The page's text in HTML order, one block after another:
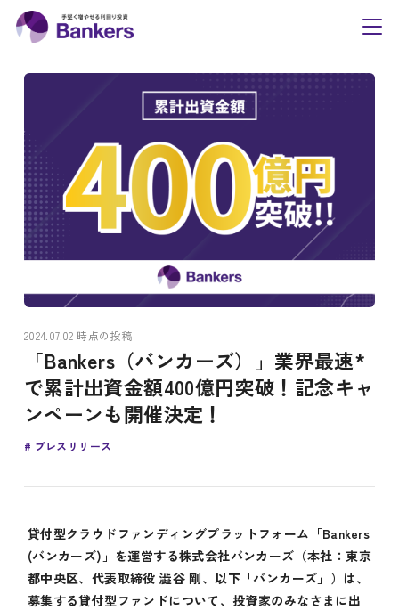
Bankers(バンカーズ) |
2024.07.02 時点の投稿
「Bankers（バンカーズ）」業界最速*
で累計出資金額400億円突破！記念キャ
ンペーンも開催決定！
プレスリリース
貸付型クラウドファンディングプラットフォーム「Bankers
(バンカーズ)」を運営する株式会社バンカーズ（本社：東京
都中央区、代表取締役 澁谷 剛、以下「バンカーズ」）は、
募集する貸付型ファンドについて、投資家のみなさまに出